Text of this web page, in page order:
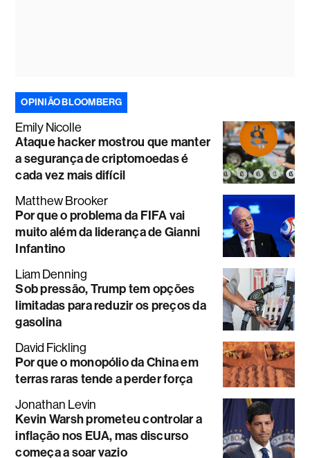
OPINIÃO BLOOMBERG
Emily Nicolle
Ataque hacker mostrou que manter
a segurança de criptomoedas é
cada vez mais difícil
Matthew Brooker
Por que o problema da FIFA vai
muito além da liderança de Gianni
Infantino
Liam Denning
Sob pressão, Trump tem opções
limitadas para reduzir os preços da
gasolina
David Fickling
Por que o monopólio da China em
terras raras tende a perder força
Jonathan Levin
Kevin Warsh prometeu controlar a
inflação nos EUA, mas discurso
começa a soar vazio